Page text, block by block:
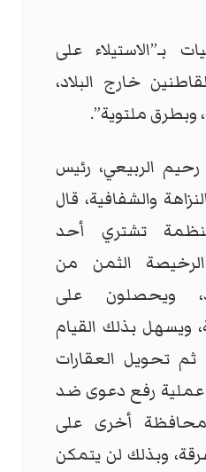
بـ”الاستيلاء على
خارج البلاد،
وبطرق ملتوية”.
الربيعي، رئيس
والشفافية، قال
تشتري أحد
الرخيصة الثمن من
ويحصلون على
ويسهل بذلك القيام
ثم تحويل العقارات
عملية رفع دعوى ضد
محافظة أخرى على
وبذلك لن يتمكن